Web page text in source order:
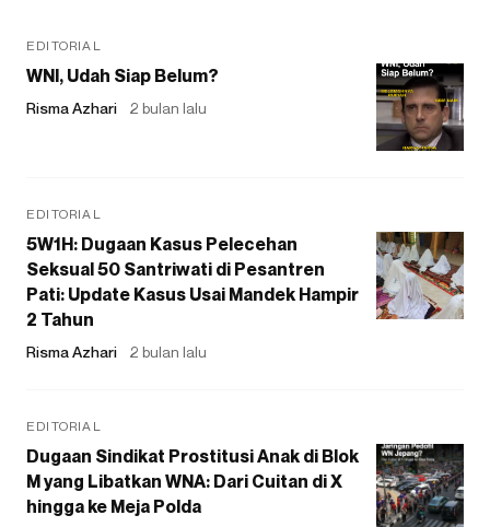
EDITORIAL
WNI, Udah Siap Belum?
Risma Azhari 2 bulan lalu
EDITORIAL
5W1H: Dugaan Kasus Pelecehan
Seksual 50 Santriwati di Pesantren
Pati: Update Kasus Usai Mandek Hampir
2 Tahun
Risma Azhari 2 bulan lalu
EDITORIAL
Dugaan Sindikat Prostitusi Anak di Blok
M yang Libatkan WNA: Dari Cuitan di X
hingga ke Meja Polda